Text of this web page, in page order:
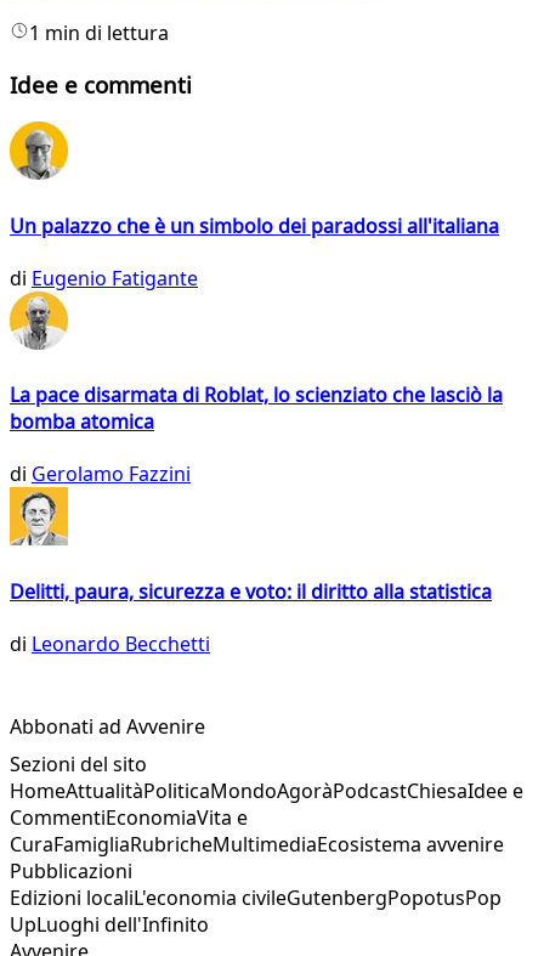
1 min di lettura
Idee e commenti
Un palazzo che è un simbolo dei paradossi all'italiana
di Eugenio Fatigante
La pace disarmata di Roblat, lo scienziato che lasciò la
bomba atomica
di Gerolamo Fazzini
Delitti, paura, sicurezza e voto: il diritto alla statistica
di Leonardo Becchetti
Abbonati ad Avvenire
Sezioni del sito
HomeAttualitàPoliticaMondoAgoràPodcastChiesaIdee e
CommentiEconomiaVita e
CuraFamigliaRubricheMultimediaEcosistema avvenire
Pubblicazioni
Edizioni localiL'economia civileGutenbergPopotusPop
UpLuoghi dell'Infinito